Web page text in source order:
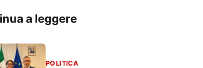
a leggere
POLITICA